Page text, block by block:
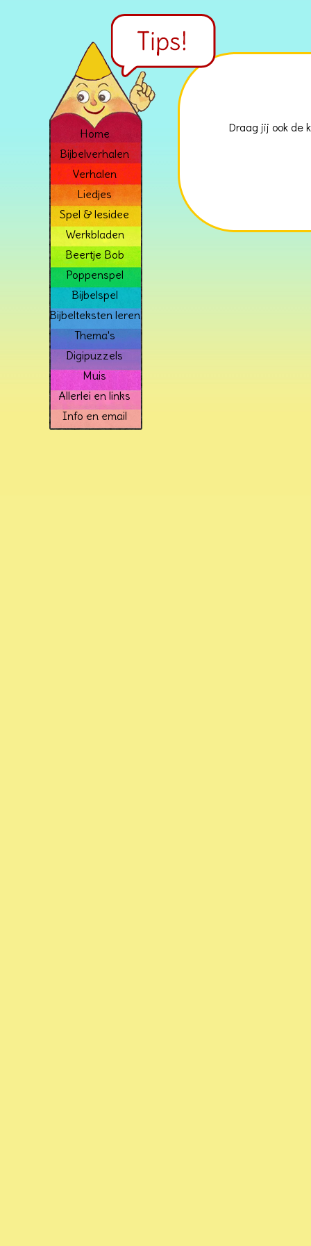
Home
Bijbelverhalen
Verhalen
Liedjes
Spel & lesidee
Werkbladen
Beertje Bob
Poppenspel
Bijbelspel
Bijbelteksten leren
Thema's
Digipuzzels
Muis
Allerlei en links
Info en email
Draag jij ook de